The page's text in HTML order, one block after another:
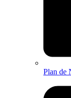
Plan de